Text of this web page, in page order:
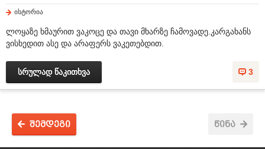
ისტორია
ლოყაზე ხმაურით ვაკოცე და თავი მხარზე ჩამოვადე.კარგახანს
ვისხედით ასე და არაფერს ვაკეთებდით.
3
სრულად წაკითხვა
წინა
შემდეგი